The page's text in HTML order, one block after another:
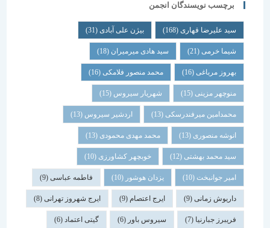
برچسب نویسندگان انجمن
سید علیرضا قهاری(168) بیژن علی آبادی(31)
شیما خرمی(21) سید هادی میرمیران(18)
بهروز مرباغی (16) محمد منصور فلامکی (16)
منوچهر مزینی(15) شهریار سیروس(15)
محمدامین میرفندرسکی(13) اردشیر سیروس(13)
انوشه منصوری(13) محمد مهدی محمودی(13)
سید محمد بهشتی(12) خوبچهر کشاورزی(10)
امیر جوانبخت(10) یزدان هوشور(10) فاطمه عباسی(9)
داریوش زمانی(9) ایرج اعتصام(9) ایرج شهروز تهرانی(8)
فریبرز جبارنیا(7) سیروس باور(6) گیتی اعتماد(6)